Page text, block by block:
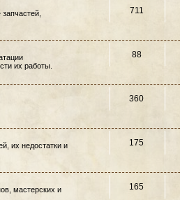
711
их работы.
88
360
их недостатки и
175
мастерских и
165